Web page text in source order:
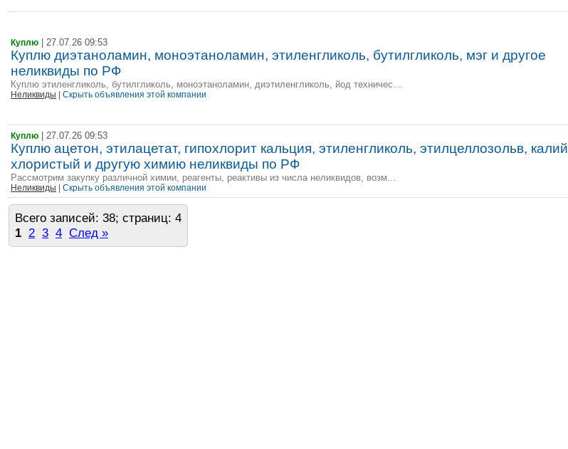
Куплю | 27.07.26 09:53
Куплю диэтаноламин, моноэтаноламин, этиленгликоль, бутилгликоль, мэг и другое
неликвиды по РФ
Куплю этиленгликоль, бутилгликоль, моноэтаноламин, диэтиленгликоль, йод техничес...
Неликвиды | Скрыть объявления этой компании
Куплю | 27.07.26 09:53
Куплю ацетон, этилацетат, гипохлорит кальция, этиленгликоль, этилцеллозольв, калий
хлористый и другую химию неликвиды по РФ
Рассмотрим закупку различной химии, реагенты, реактивы из числа неликвидов, возм...
Неликвиды | Скрыть объявления этой компании
Всего записей: 38; страниц: 4
1 2 3 4 След »